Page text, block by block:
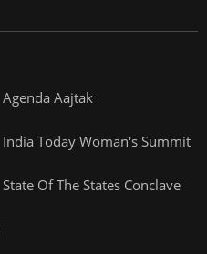
Agenda Aajtak
India Today Woman's Summit
State Of The States Conclave